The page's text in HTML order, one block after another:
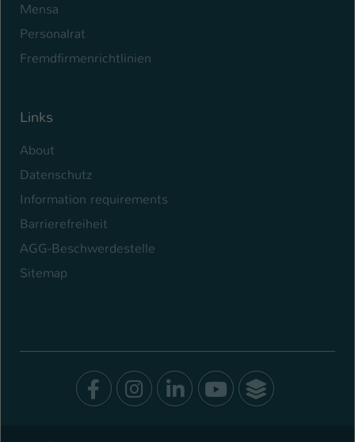
Mensa
Personalrat
Fremdfirmenrichtlinien
Links
About
Datenschutz
Information requirements
Barrierefreiheit
AGG-Beschwerdestelle
Sitemap
Facebook
Instagram
LinkedIn
Youtube